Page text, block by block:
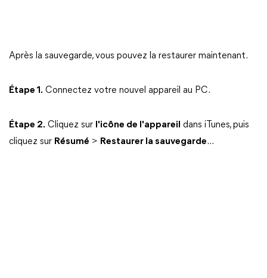
Après la sauvegarde, vous pouvez la restaurer maintenant.
Étape 1. Connectez votre nouvel appareil au PC.
Étape 2. Cliquez sur l'icône de l'appareil dans iTunes, puis
cliquez sur Résumé > Restaurer la sauvegarde...